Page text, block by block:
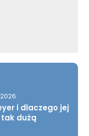
i dlaczego jej
dużą